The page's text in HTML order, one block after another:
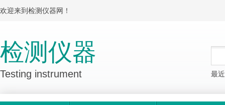
欢迎来到检测仪器网！
检测仪器
Testing instrument 最